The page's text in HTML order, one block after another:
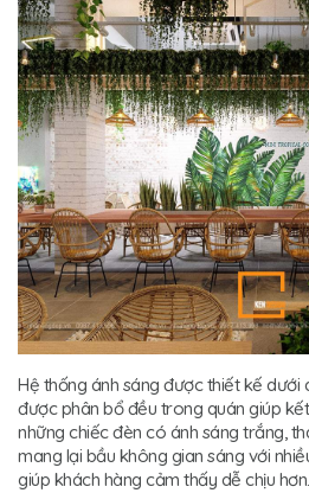
Hệ thống ánh sáng được thiết kế
được phân bổ đều trong quán giúp
những chiếc đèn có ánh sáng trắng,
mang lại bầu không gian sáng với
giúp khách hàng cảm thấy dễ chịu hơn.